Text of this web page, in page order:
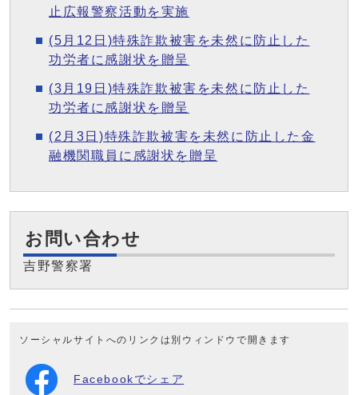
止広報警察活動を実施
(5月12日)特殊詐欺被害を未然に防止した
功労者に感謝状を贈呈
(3月19日)特殊詐欺被害を未然に防止した
功労者に感謝状を贈呈
(2月3日)特殊詐欺被害を未然に防止した金
融機関職員に感謝状を贈呈
お問い合わせ
吉野警察署
ソーシャルサイトへのリンクは別ウィンドウで開きます
Facebookでシェア